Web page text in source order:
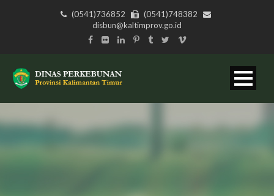
(0541)736852
(0541)748382
disbun@kaltimprov.go.id